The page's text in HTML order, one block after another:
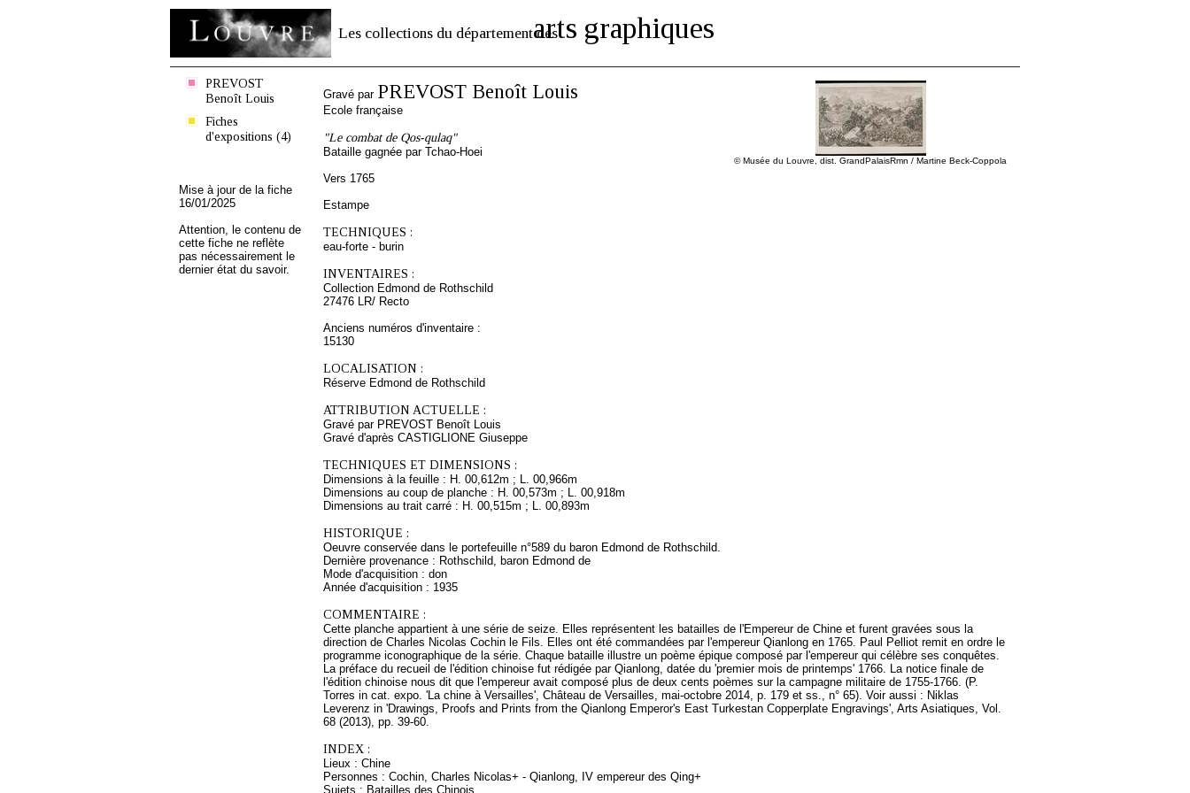
Les collections du département desarts graphiques
PREVOST
Benoît Louis
Fiches
d'expositions (4)
Mise à jour de la fiche
16/01/2025
Attention, le contenu de
cette fiche ne reflète
pas nécessairement le
dernier état du savoir.
© Musée du Louvre, dist. GrandPalaisRmn / Martine Beck-Coppola
Gravé par PREVOST Benoît Louis
Ecole française
"Le combat de Qos-qulaq"
Bataille gagnée par Tchao-Hoei
Vers 1765
Estampe
TECHNIQUES :
eau-forte - burin
INVENTAIRES :
Collection Edmond de Rothschild
27476 LR/ Recto
Anciens numéros d'inventaire :
15130
LOCALISATION :
Réserve Edmond de Rothschild
ATTRIBUTION ACTUELLE :
Gravé par PREVOST Benoît Louis
Gravé d'après CASTIGLIONE Giuseppe
TECHNIQUES ET DIMENSIONS :
Dimensions à la feuille : H. 00,612m ; L. 00,966m
Dimensions au coup de planche : H. 00,573m ; L. 00,918m
Dimensions au trait carré : H. 00,515m ; L. 00,893m
HISTORIQUE :
Oeuvre conservée dans le portefeuille n°589 du baron Edmond de Rothschild.
Dernière provenance : Rothschild, baron Edmond de
Mode d'acquisition : don
Année d'acquisition : 1935
COMMENTAIRE :
Cette planche appartient à une série de seize. Elles représentent les batailles de l'Empereur de Chine et furent gravées sous la
direction de Charles Nicolas Cochin le Fils. Elles ont été commandées par l'empereur Qianlong en 1765. Paul Pelliot remit en ordre le
programme iconographique de la série. Chaque bataille illustre un poème épique composé par l'empereur qui célèbre ses conquêtes.
La préface du recueil de l'édition chinoise fut rédigée par Qianlong, datée du 'premier mois de printemps' 1766. La notice finale de
l'édition chinoise nous dit que l'empereur avait composé plus de deux cents poèmes sur la campagne militaire de 1755-1766. (P.
Torres in cat. expo. 'La chine à Versailles', Château de Versailles, mai-octobre 2014, p. 179 et ss., n° 65). Voir aussi : Niklas
Leverenz in 'Drawings, Proofs and Prints from the Qianlong Emperor's East Turkestan Copperplate Engravings', Arts Asiatiques, Vol.
68 (2013), pp. 39-60.
INDEX :
Lieux : Chine
Personnes : Cochin, Charles Nicolas+ - Qianlong, IV empereur des Qing+
Sujets : Batailles des Chinois